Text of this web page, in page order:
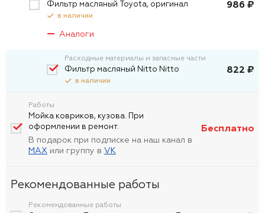
Фильтр масляный Toyota, оригинал
в наличии
986 ₽
Аналоги
Расходные материалы и запасные части
Фильтр масляный Nitto Nitto
в наличии
822 ₽
Работы
Мойка ковриков, кузова. При
оформлении в ремонт.
В подарок при подписке на наш канал в
MAX или группу в VK
Бесплатно
Рекомендованные работы
Рекомендованные работы